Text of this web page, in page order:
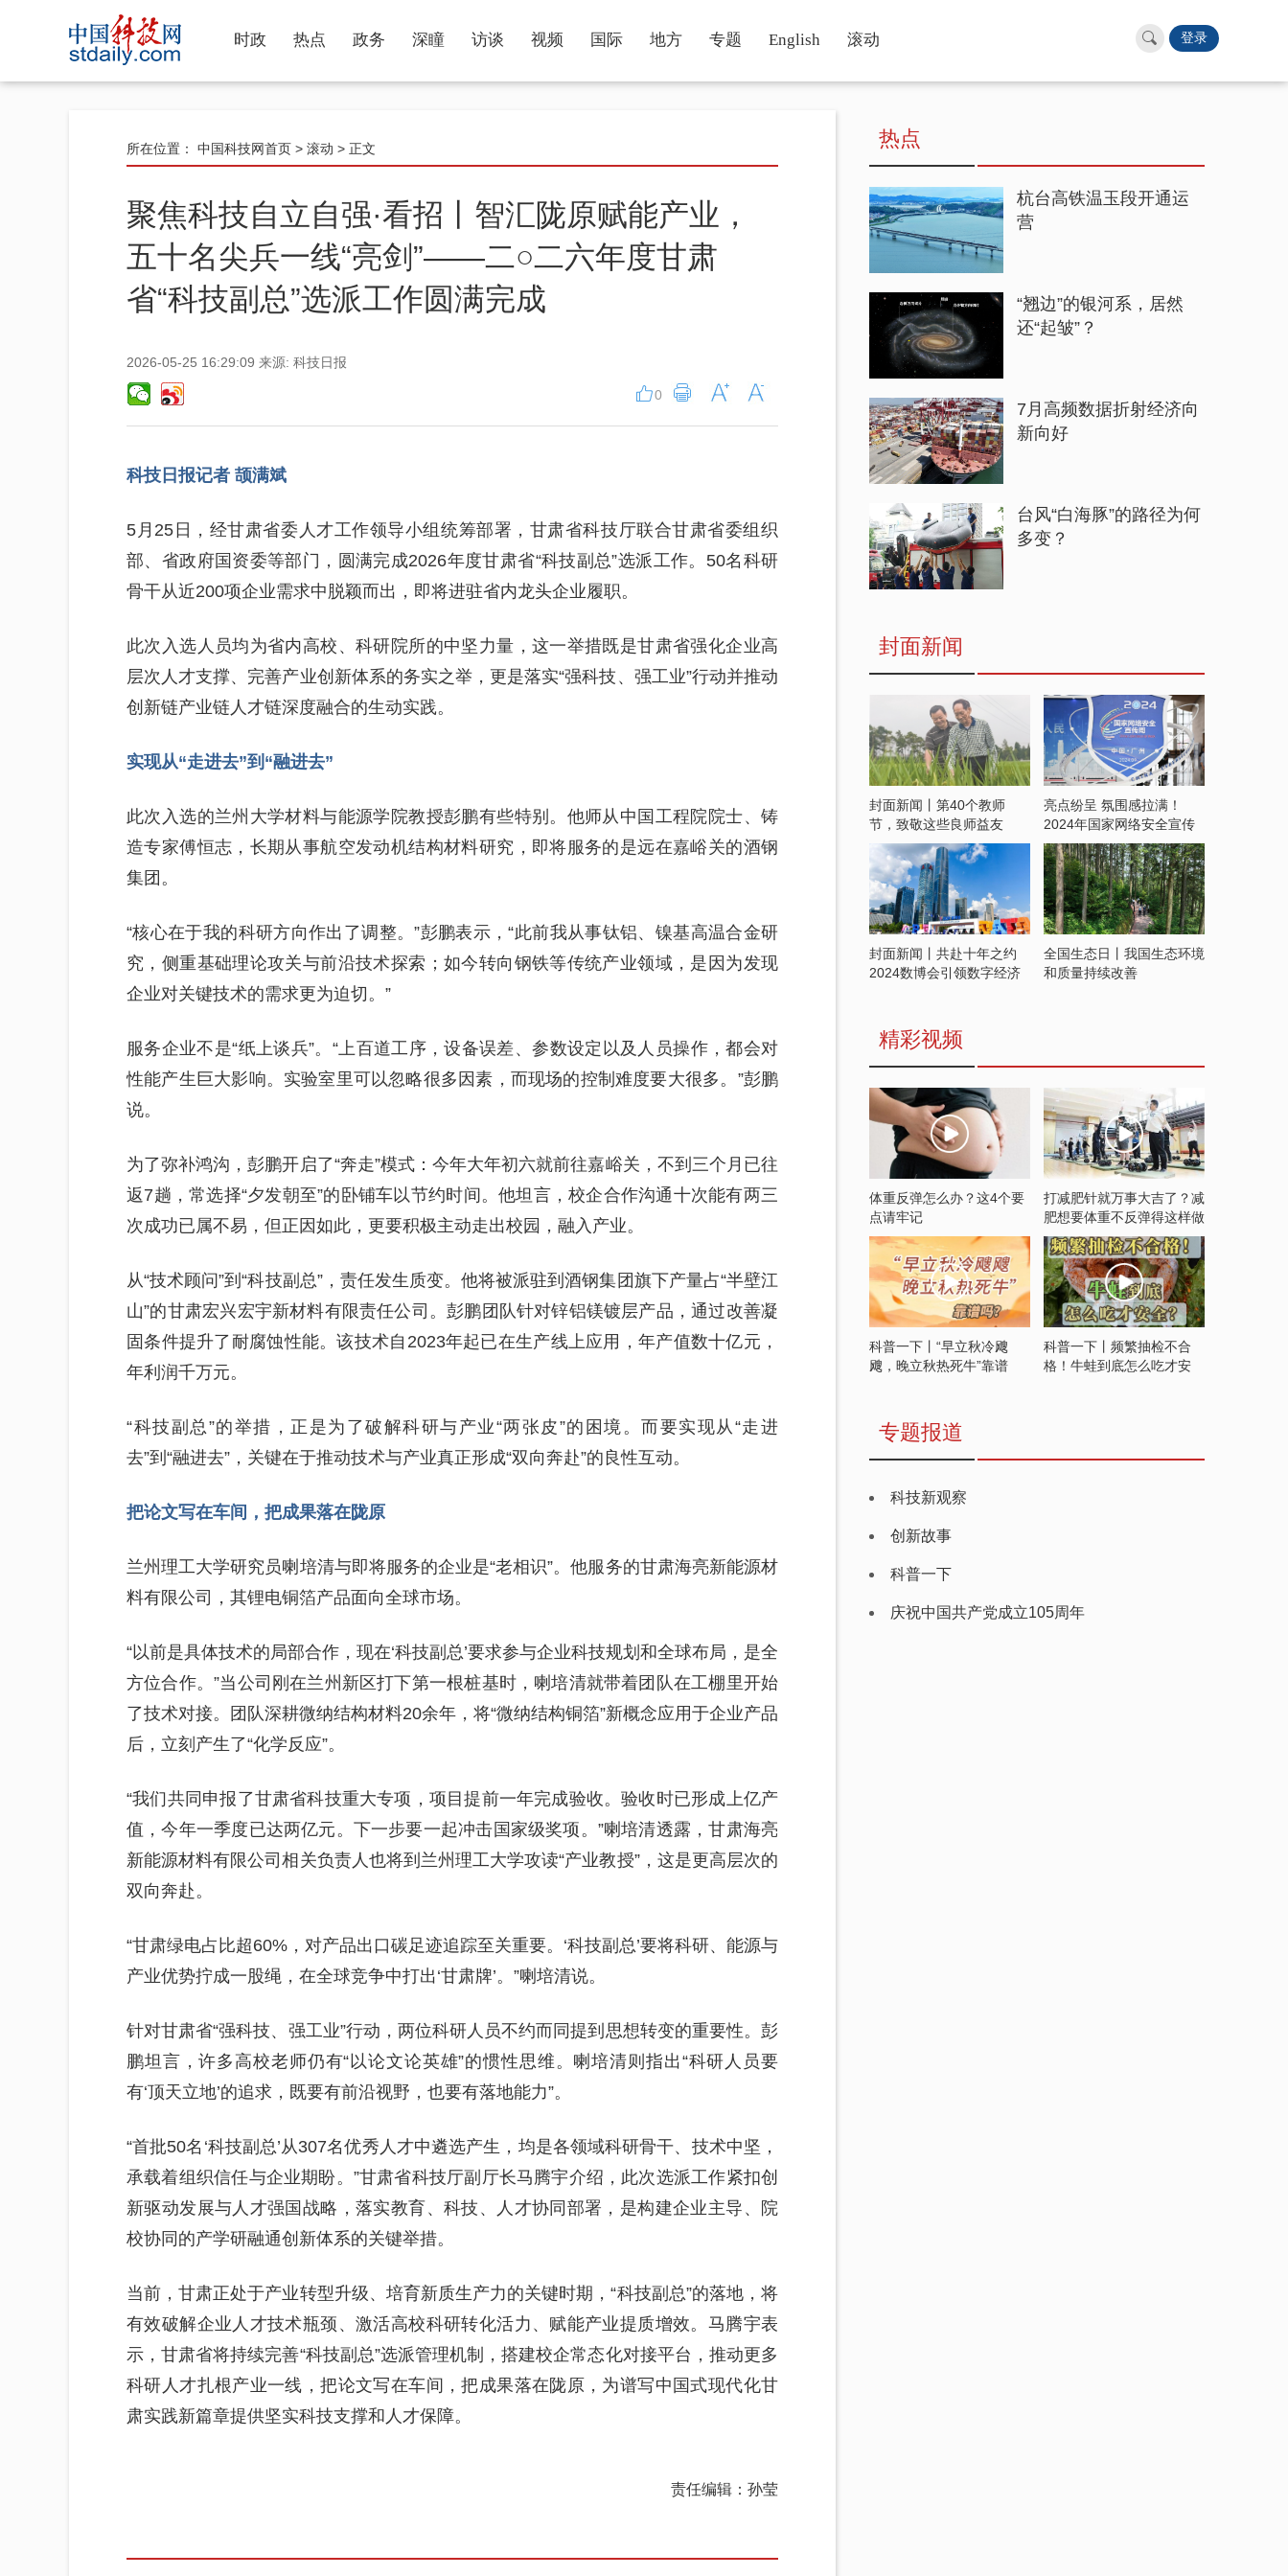
时政 热点 政务 深瞳 访谈 视频 国际 地方 专题 English 滚动 登录
所在位置： 中国科技网首页 > 滚动 > 正文
聚焦科技自立自强·看招丨智汇陇原赋能产业，
五十名尖兵一线“亮剑”——二○二六年度甘肃
省“科技副总”选派工作圆满完成
2026-05-25 16:29:09 来源: 科技日报
0
科技日报记者 颉满斌
5月25日，经甘肃省委人才工作领导小组统筹部署，甘肃省科技厅联合甘肃省委组织
部、省政府国资委等部门，圆满完成2026年度甘肃省“科技副总”选派工作。50名科研
骨干从近200项企业需求中脱颖而出，即将进驻省内龙头企业履职。
此次入选人员均为省内高校、科研院所的中坚力量，这一举措既是甘肃省强化企业高
层次人才支撑、完善产业创新体系的务实之举，更是落实“强科技、强工业”行动并推动
创新链产业链人才链深度融合的生动实践。
实现从“走进去”到“融进去”
此次入选的兰州大学材料与能源学院教授彭鹏有些特别。他师从中国工程院院士、铸
造专家傅恒志，长期从事航空发动机结构材料研究，即将服务的是远在嘉峪关的酒钢
集团。
“核心在于我的科研方向作出了调整。”彭鹏表示，“此前我从事钛铝、镍基高温合金研
究，侧重基础理论攻关与前沿技术探索；如今转向钢铁等传统产业领域，是因为发现
企业对关键技术的需求更为迫切。”
服务企业不是“纸上谈兵”。“上百道工序，设备误差、参数设定以及人员操作，都会对
性能产生巨大影响。实验室里可以忽略很多因素，而现场的控制难度要大很多。”彭鹏
说。
为了弥补鸿沟，彭鹏开启了“奔走”模式：今年大年初六就前往嘉峪关，不到三个月已往
返7趟，常选择“夕发朝至”的卧铺车以节约时间。他坦言，校企合作沟通十次能有两三
次成功已属不易，但正因如此，更要积极主动走出校园，融入产业。
从“技术顾问”到“科技副总”，责任发生质变。他将被派驻到酒钢集团旗下产量占“半壁江
山”的甘肃宏兴宏宇新材料有限责任公司。彭鹏团队针对锌铝镁镀层产品，通过改善凝
固条件提升了耐腐蚀性能。该技术自2023年起已在生产线上应用，年产值数十亿元，
年利润千万元。
“科技副总”的举措，正是为了破解科研与产业“两张皮”的困境。而要实现从“走进
去”到“融进去”，关键在于推动技术与产业真正形成“双向奔赴”的良性互动。
把论文写在车间，把成果落在陇原
兰州理工大学研究员喇培清与即将服务的企业是“老相识”。他服务的甘肃海亮新能源材
料有限公司，其锂电铜箔产品面向全球市场。
“以前是具体技术的局部合作，现在‘科技副总’要求参与企业科技规划和全球布局，是全
方位合作。”当公司刚在兰州新区打下第一根桩基时，喇培清就带着团队在工棚里开始
了技术对接。团队深耕微纳结构材料20余年，将“微纳结构铜箔”新概念应用于企业产品
后，立刻产生了“化学反应”。
“我们共同申报了甘肃省科技重大专项，项目提前一年完成验收。验收时已形成上亿产
值，今年一季度已达两亿元。下一步要一起冲击国家级奖项。”喇培清透露，甘肃海亮
新能源材料有限公司相关负责人也将到兰州理工大学攻读“产业教授”，这是更高层次的
双向奔赴。
“甘肃绿电占比超60%，对产品出口碳足迹追踪至关重要。‘科技副总’要将科研、能源与
产业优势拧成一股绳，在全球竞争中打出‘甘肃牌’。”喇培清说。
针对甘肃省“强科技、强工业”行动，两位科研人员不约而同提到思想转变的重要性。彭
鹏坦言，许多高校老师仍有“以论文论英雄”的惯性思维。喇培清则指出“科研人员要
有‘顶天立地’的追求，既要有前沿视野，也要有落地能力”。
“首批50名‘科技副总’从307名优秀人才中遴选产生，均是各领域科研骨干、技术中坚，
承载着组织信任与企业期盼。”甘肃省科技厅副厅长马腾宇介绍，此次选派工作紧扣创
新驱动发展与人才强国战略，落实教育、科技、人才协同部署，是构建企业主导、院
校协同的产学研融通创新体系的关键举措。
当前，甘肃正处于产业转型升级、培育新质生产力的关键时期，“科技副总”的落地，将
有效破解企业人才技术瓶颈、激活高校科研转化活力、赋能产业提质增效。马腾宇表
示，甘肃省将持续完善“科技副总”选派管理机制，搭建校企常态化对接平台，推动更多
科研人才扎根产业一线，把论文写在车间，把成果落在陇原，为谱写中国式现代化甘
肃实践新篇章提供坚实科技支撑和人才保障。
责任编辑：孙莹
热点
杭台高铁温玉段开通运
营
“翘边”的银河系，居然
还“起皱”？
7月高频数据折射经济向
新向好
台风“白海豚”的路径为何
多变？
封面新闻
封面新闻丨第40个教师
节，致敬这些良师益友
亮点纷呈 氛围感拉满！
2024年国家网络安全宣传
周开启
封面新闻丨共赴十年之约
2024数博会引领数字经济
全国生态日丨我国生态环境
和质量持续改善
精彩视频
体重反弹怎么办？这4个要
点请牢记
打减肥针就万事大吉了？减
肥想要体重不反弹得这样做
科普一下丨“早立秋冷飕
飕，晚立秋热死牛”靠谱
科普一下丨频繁抽检不合
格！牛蛙到底怎么吃才安
专题报道
科技新观察
创新故事
科普一下
庆祝中国共产党成立105周年